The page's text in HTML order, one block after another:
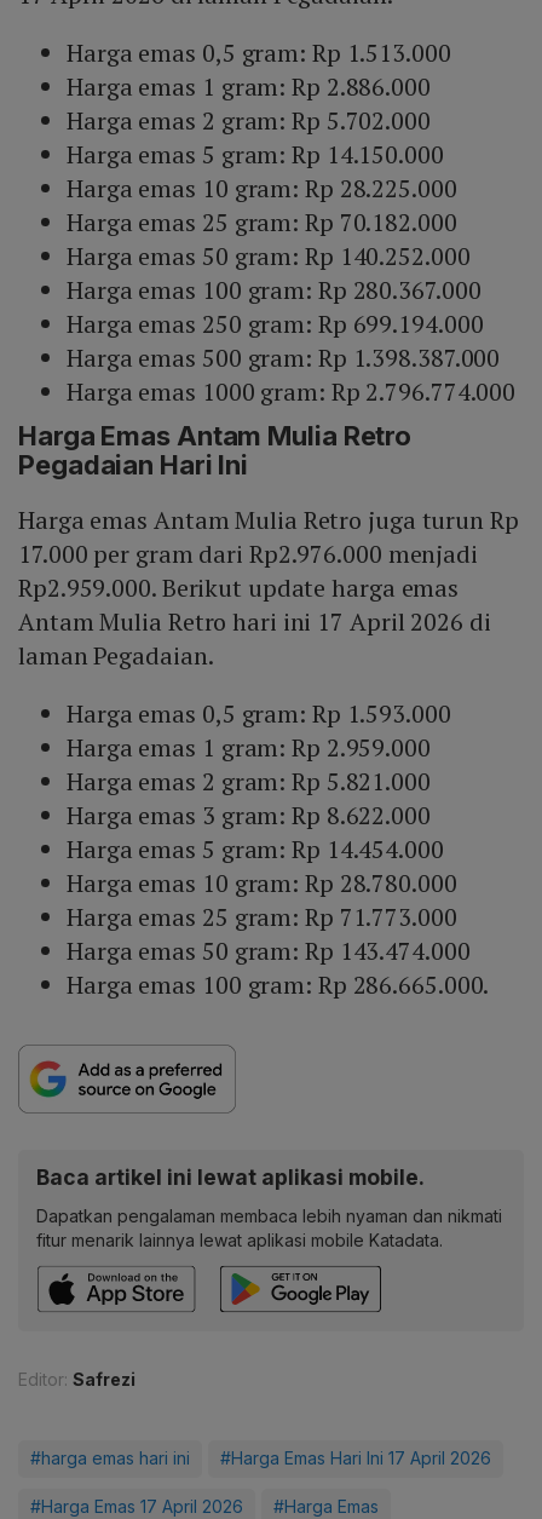
Harga emas 0,5 gram: Rp 1.513.000
Harga emas 1 gram: Rp 2.886.000
Harga emas 2 gram: Rp 5.702.000
Harga emas 5 gram: Rp 14.150.000
Harga emas 10 gram: Rp 28.225.000
Harga emas 25 gram: Rp 70.182.000
Harga emas 50 gram: Rp 140.252.000
Harga emas 100 gram: Rp 280.367.000
Harga emas 250 gram: Rp 699.194.000
Harga emas 500 gram: Rp 1.398.387.000
Harga emas 1000 gram: Rp 2.796.774.000
Harga Emas Antam Mulia Retro
Pegadaian Hari Ini
Harga emas Antam Mulia Retro juga turun Rp
17.000 per gram dari Rp2.976.000 menjadi
Rp2.959.000. Berikut update harga emas
Antam Mulia Retro hari ini 17 April 2026 di
laman Pegadaian.
Harga emas 0,5 gram: Rp 1.593.000
Harga emas 1 gram: Rp 2.959.000
Harga emas 2 gram: Rp 5.821.000
Harga emas 3 gram: Rp 8.622.000
Harga emas 5 gram: Rp 14.454.000
Harga emas 10 gram: Rp 28.780.000
Harga emas 25 gram: Rp 71.773.000
Harga emas 50 gram: Rp 143.474.000
Harga emas 100 gram: Rp 286.665.000.
Baca artikel ini lewat aplikasi mobile.
Dapatkan pengalaman membaca lebih nyaman dan nikmati
fitur menarik lainnya lewat aplikasi mobile Katadata.
Editor: Safrezi
#harga emas hari ini #Harga Emas Hari Ini 17 April 2026
#Harga Emas 17 April 2026 #Harga Emas